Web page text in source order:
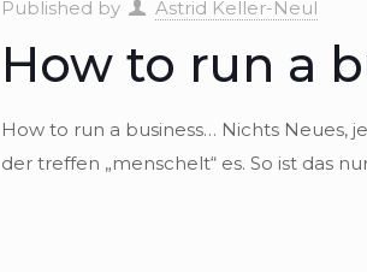
Published by Astrid Keller-Neul
How to run a
How to run a business… Nichts Neues,
der tref­fen „men­schelt“ es. So ist das